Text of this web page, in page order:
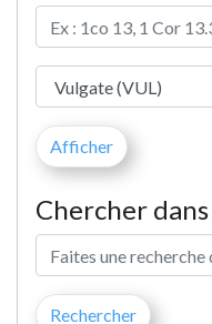
Chercher